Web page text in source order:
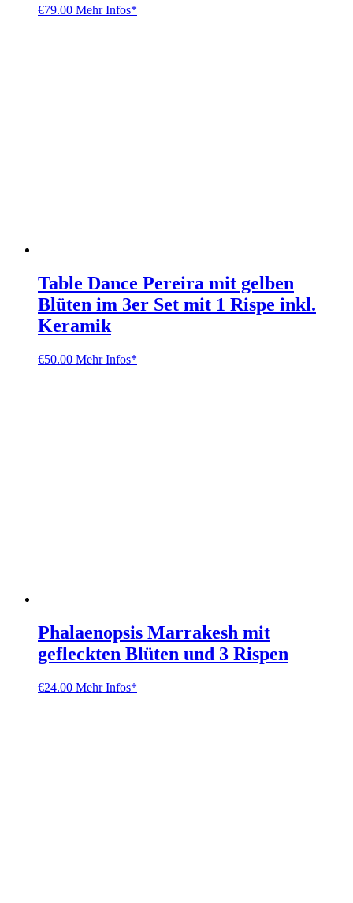
€79.00 Mehr Infos*
Table Dance Pereira mit gelben
Blüten im 3er Set mit 1 Rispe inkl.
Keramik
€50.00 Mehr Infos*
Phalaenopsis Marrakesh mit
gefleckten Blüten und 3 Rispen
€24.00 Mehr Infos*